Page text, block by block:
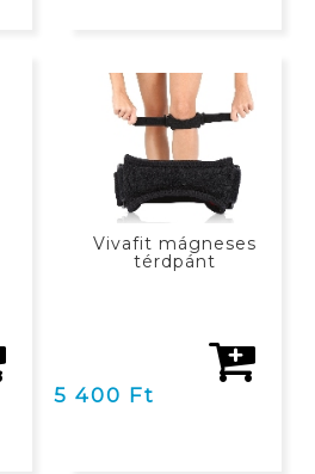
KOSÁRBAN
Vivafit mágneses
térdpánt
5 400 Ft